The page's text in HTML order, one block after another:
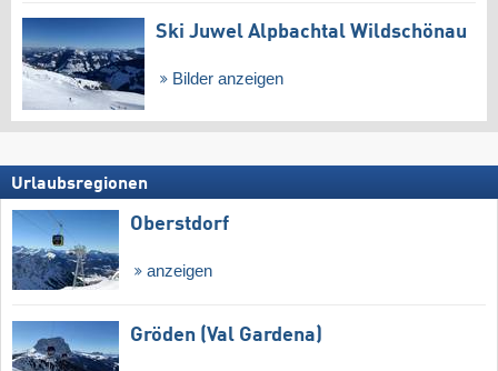
Ski Juwel Alpbachtal Wildschönau
Bilder anzeigen
Urlaubsregionen
Oberstdorf
anzeigen
Gröden (Val Gardena)